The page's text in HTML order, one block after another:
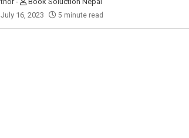
July 16, 2023
5 minute read